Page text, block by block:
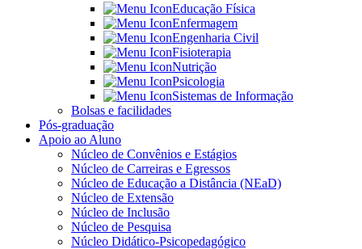
Educação Física
Enfermagem
Engenharia Civil
Fisioterapia
Nutrição
Psicologia
Sistemas de Informação
Bolsas e facilidades
Pós-graduação
Apoio ao Aluno
Núcleo de Convênios e Estágios
Núcleo de Carreiras e Egressos
Núcleo de Educação a Distância (NEaD)
Núcleo de Extensão
Núcleo de Inclusão
Núcleo de Pesquisa
Núcleo Didático-Psicopedagógico